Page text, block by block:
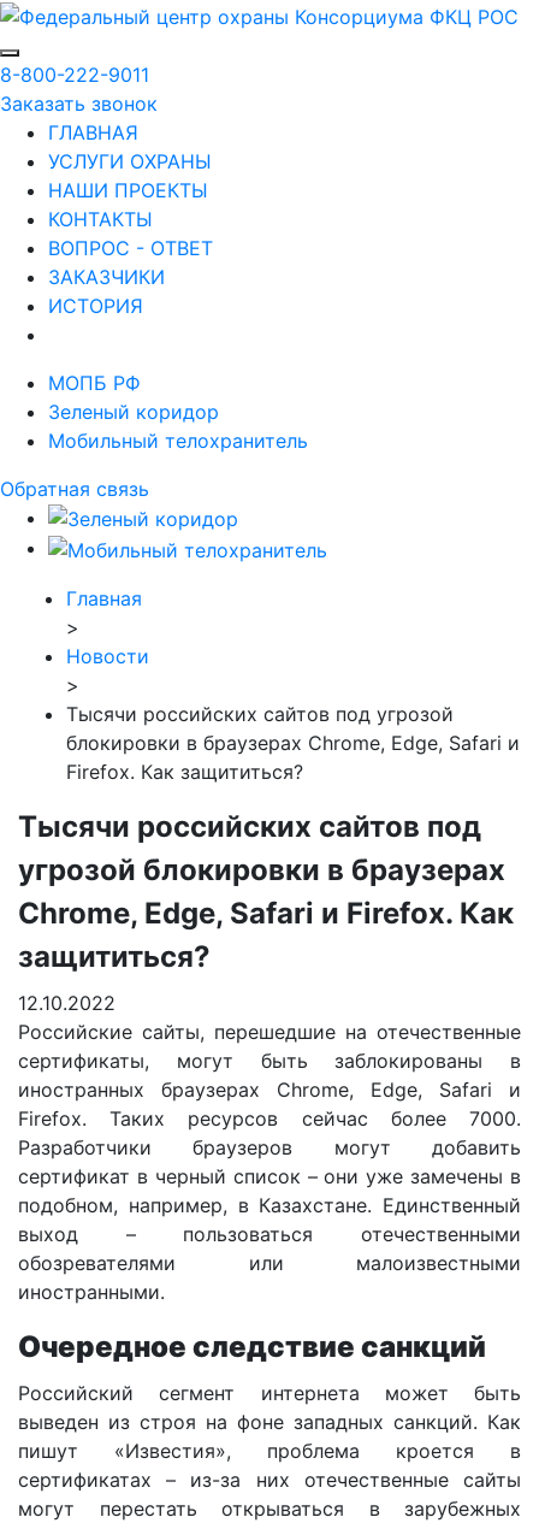
8-800-222-9011
Заказать звонок
ГЛАВНАЯ
УСЛУГИ ОХРАНЫ
НАШИ ПРОЕКТЫ
КОНТАКТЫ
ВОПРОС - ОТВЕТ
ЗАКАЗЧИКИ
ИСТОРИЯ
МОПБ РФ
Зеленый коридор
Мобильный телохранитель
Обратная связь
Главная
>
Новости
>
Тысячи российских сайтов под угрозой
блокировки в браузерах Chrome, Edge, Safari и
Firefox. Как защититься?
Тысячи российских сайтов под
угрозой блокировки в браузерах
Chrome, Edge, Safari и Firefox. Как
защититься?
12.10.2022
Российские сайты, перешедшие на отечественные
сертификаты, могут быть заблокированы в
иностранных браузерах Chrome, Edge, Safari и
Firefox. Таких ресурсов сейчас более 7000.
Разработчики браузеров могут добавить
сертификат в черный список – они уже замечены в
подобном, например, в Казахстане. Единственный
выход – пользоваться отечественными
обозревателями или малоизвестными
иностранными.
Очередное следствие санкций
Российский сегмент интернета может быть
выведен из строя на фоне западных санкций. Как
пишут «Известия», проблема кроется в
сертификатах – из-за них отечественные сайты
могут перестать открываться в зарубежных